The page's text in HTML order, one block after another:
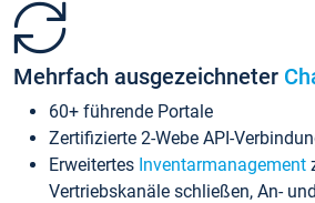
Mehrfach ausgezeichneter
60+ führende Portale
Zertifizierte 2-Webe API-
Erweitertes Inventarmanagement
Vertriebskanäle schließen, An-